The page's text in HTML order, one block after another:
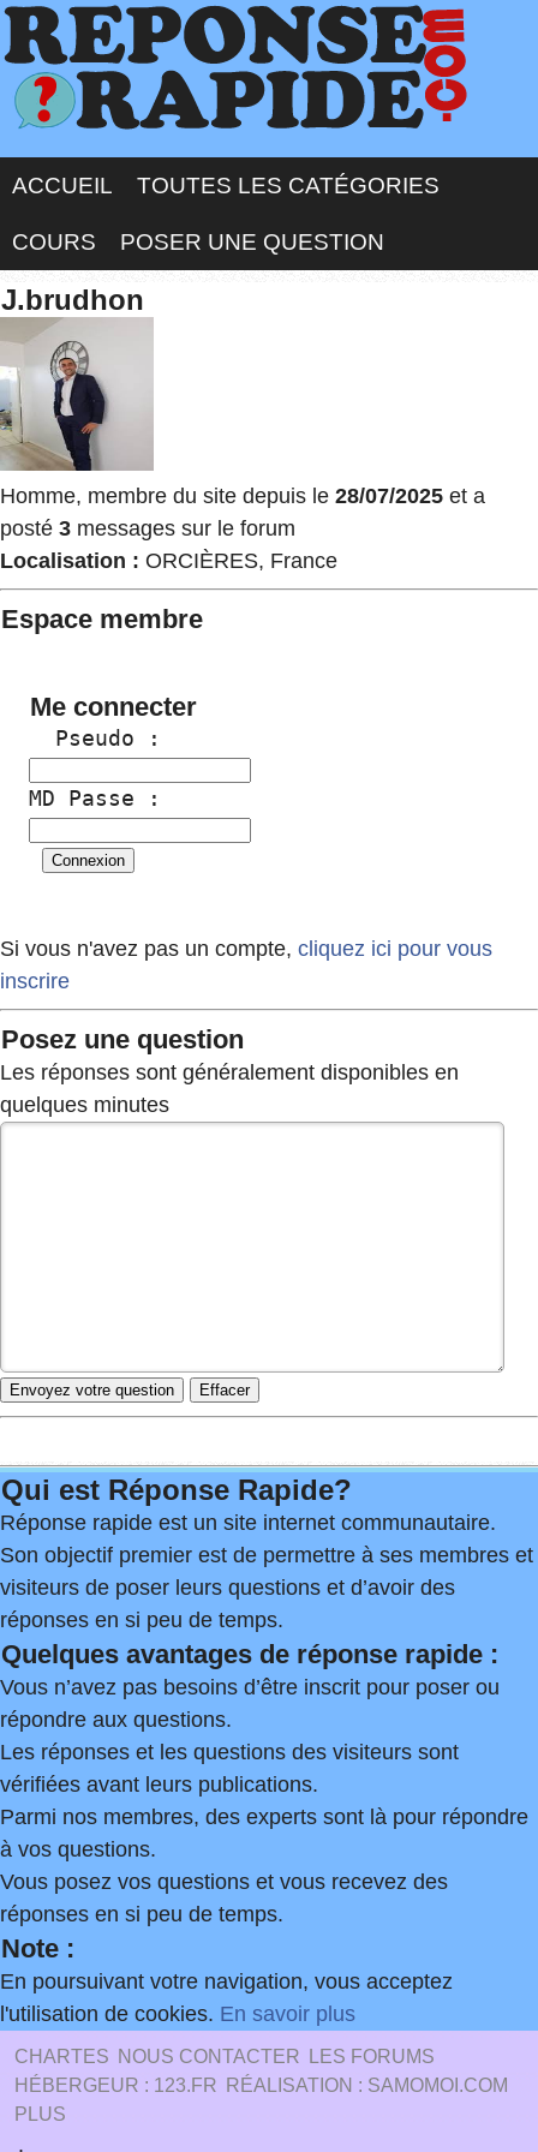
ACCUEIL TOUTES LES CATÉGORIES
COURS POSER UNE QUESTION
J.brudhon
Homme, membre du site depuis le 28/07/2025 et a
posté 3 messages sur le forum
Localisation : ORCIÈRES, France
Espace membre
Me connecter
  Pseudo :
MD Passe :
Si vous n'avez pas un compte, cliquez ici pour vous
inscrire
Posez une question
Les réponses sont généralement disponibles en
quelques minutes
Qui est Réponse Rapide?
Réponse rapide est un site internet communautaire.
Son objectif premier est de permettre à ses membres et
visiteurs de poser leurs questions et d’avoir des
réponses en si peu de temps.
Quelques avantages de réponse rapide :
Vous n’avez pas besoins d’être inscrit pour poser ou
répondre aux questions.
Les réponses et les questions des visiteurs sont
vérifiées avant leurs publications.
Parmi nos membres, des experts sont là pour répondre
à vos questions.
Vous posez vos questions et vous recevez des
réponses en si peu de temps.
Note :
En poursuivant votre navigation, vous acceptez
l'utilisation de cookies. En savoir plus
CHARTES NOUS CONTACTER
LES FORUMS
HÉBERGEUR : 123.FR
RÉALISATION : SAMOMOI.COM
PLUS
.